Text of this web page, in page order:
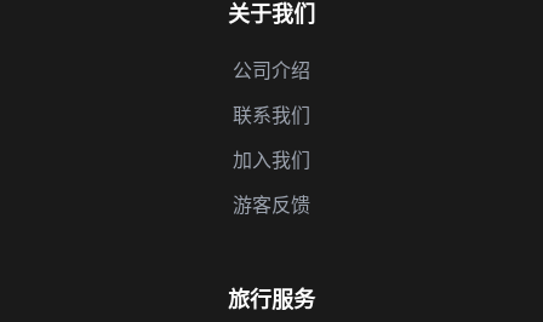
关于我们
公司介绍
联系我们
加入我们
游客反馈
旅行服务